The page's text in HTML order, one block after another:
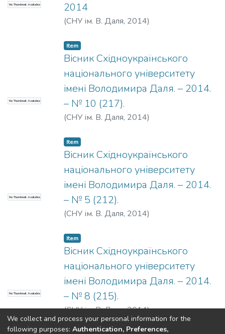
No Thumbnail Available
2014
(СНУ ім. В. Даля, 2014)
No Thumbnail Available
Item
Вісник Східноукраїнського
національного університету
імені Володимира Даля. – 2014.
– № 10 (217).
(СНУ ім. В. Даля, 2014)
No Thumbnail Available
Item
Вісник Східноукраїнського
національного університету
імені Володимира Даля. – 2014.
– № 5 (212).
(СНУ ім. В. Даля, 2014)
No Thumbnail Available
Item
Вісник Східноукраїнського
національного університету
імені Володимира Даля. – 2014.
– № 8 (215).
(СНУ ім. В. Даля,2014)
We collect and process your personal information for the
following purposes: Authentication, Preferences,